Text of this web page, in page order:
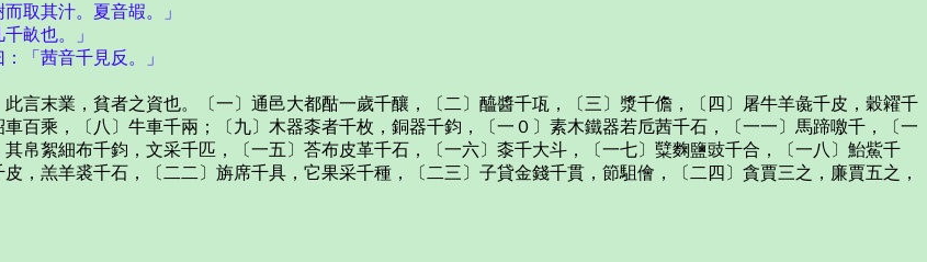
取其汁。夏音嘏。」
畝也。」
「茜音千見反。」
末業，貧者之資也。〔一〕通邑大都酤一歲千釀，〔二〕醯醬千瓨，〔三〕漿千儋，〔四〕屠牛羊彘千皮，穀糴千
百乘，〔八〕牛車千兩；〔九〕木器桼者千枚，銅器千鈞，〔一０〕素木鐵器若卮茜千石，〔一一〕馬蹄噭千，〔一
帛絮細布千鈞，文采千匹，〔一五〕荅布皮革千石，〔一六〕桼千大斗，〔一七〕糱麴鹽豉千合，〔一八〕鮐鮆千
，羔羊裘千石，〔二二〕旃席千具，它果采千種，〔二三〕子貸金錢千貫，節駔儈，〔二四〕貪賈三之，廉賈五之，